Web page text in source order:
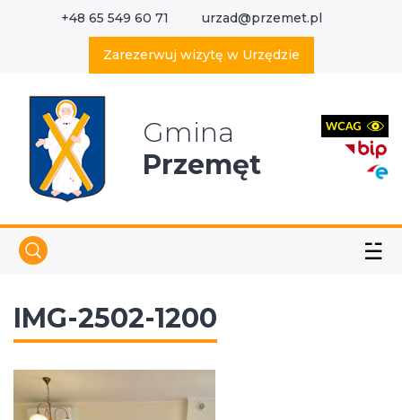
+48 65 549 60 71 urzad@przemet.pl
Zarezerwuj wizytę w Urzędzie
Gmina
Przemęt
☱
IMG-2502-1200
Wyszukaj w serwisie